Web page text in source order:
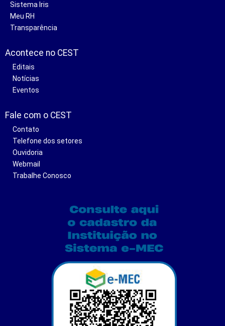
Sistema Iris
Meu RH
Transparência
Acontece no CEST
Editais
Notícias
Eventos
Fale com o CEST
Contato
Telefone dos setores
Ouvidoria
Webmail
Trabalhe Conosco